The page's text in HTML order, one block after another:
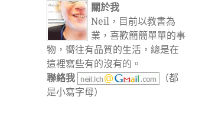
關於我
Neil，目前以教書為
業，喜歡簡簡單單的事
物，嚮往有品質的生活，總是在
這裡寫些有的沒有的。
聯絡我
（都
是小寫字母）